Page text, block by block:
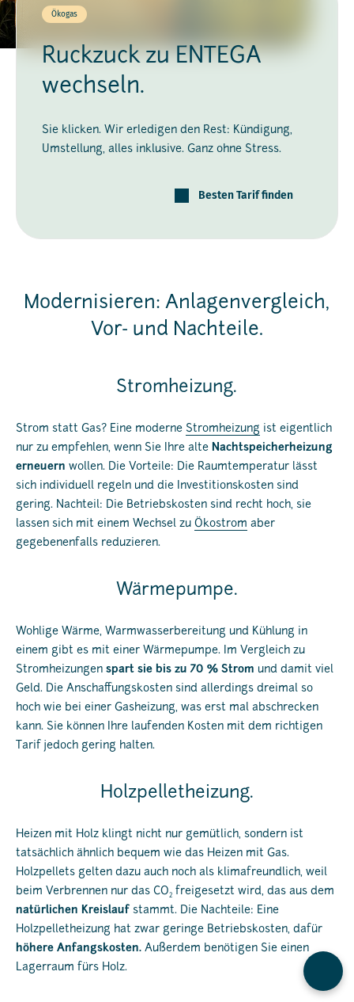
Ökogas
Ruckzuck zu ENTEGA
wechseln.
Sie klicken. Wir erledigen den Rest: Kündigung,
Umstellung, alles inklusive. Ganz ohne Stress.
Besten Tarif finden
Modernisieren: Anlagenvergleich,
Vor- und Nachteile.
Stromheizung.
Strom statt Gas? Eine moderne Stromheizung ist eigentlich
nur zu empfehlen, wenn Sie Ihre alte Nachtspeicherheizung
erneuern wollen. Die Vorteile: Die Raumtemperatur lässt
sich individuell regeln und die Investitionskosten sind
gering. Nachteil: Die Betriebskosten sind recht hoch, sie
lassen sich mit einem Wechsel zu Ökostrom aber
gegebenenfalls reduzieren.
Wärmepumpe.
Wohlige Wärme, Warmwasserbereitung und Kühlung in
einem gibt es mit einer Wärmepumpe. Im Vergleich zu
Stromheizungen spart sie bis zu 70 % Strom und damit viel
Geld. Die Anschaffungskosten sind allerdings dreimal so
hoch wie bei einer Gasheizung, was erst mal abschrecken
kann. Sie können Ihre laufenden Kosten mit dem richtigen
Tarif jedoch gering halten.
Holzpelletheizung.
Heizen mit Holz klingt nicht nur gemütlich, sondern ist
tatsächlich ähnlich bequem wie das Heizen mit Gas.
Holzpellets gelten dazu auch noch als klimafreundlich, weil
beim Verbrennen nur das CO2 freigesetzt wird, das aus dem
natürlichen Kreislauf stammt. Die Nachteile: Eine
Holzpelletheizung hat zwar geringe Betriebskosten, dafür
höhere Anfangskosten. Außerdem benötigen Sie einen
Lagerraum fürs Holz.